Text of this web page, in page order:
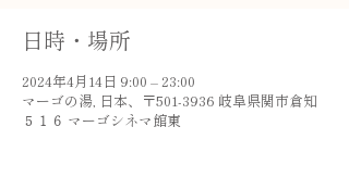
日時・場所
2024年4月14日 9:00 – 23:00
マーゴの湯, 日本、〒501-3936 岐阜県関市倉知
５１６ マーゴシネマ館東